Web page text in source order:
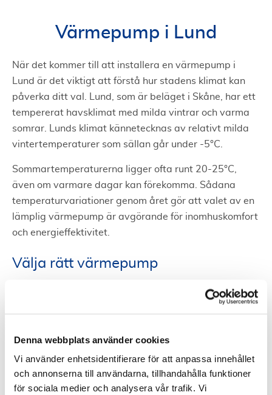
Denna webbplats använder cookies
Vi använder enhetsidentifierare för att anpassa innehållet
och annonserna till användarna, tillhandahålla funktioner
för sociala medier och analysera vår trafik. Vi
Värmepump i Lund
När det kommer till att installera en värmepump i
Lund är det viktigt att förstå hur stadens klimat kan
påverka ditt val. Lund, som är beläget i Skåne, har ett
tempererat havsklimat med milda vintrar och varma
somrar. Lunds klimat kännetecknas av relativt milda
vintertemperaturer som sällan går under -5°C.
Sommartemperaturerna ligger ofta runt 20-25°C,
även om varmare dagar kan förekomma. Sådana
temperaturvariationer genom året gör att valet av en
lämplig värmepump är avgörande för inomhuskomfort
och energieffektivitet.
Välja rätt värmepump
Ett mildare klimat som Lunds betyder att inte alla
både uppvärmning under kallare dagar och eventuell
kylning under varma sommardagar.